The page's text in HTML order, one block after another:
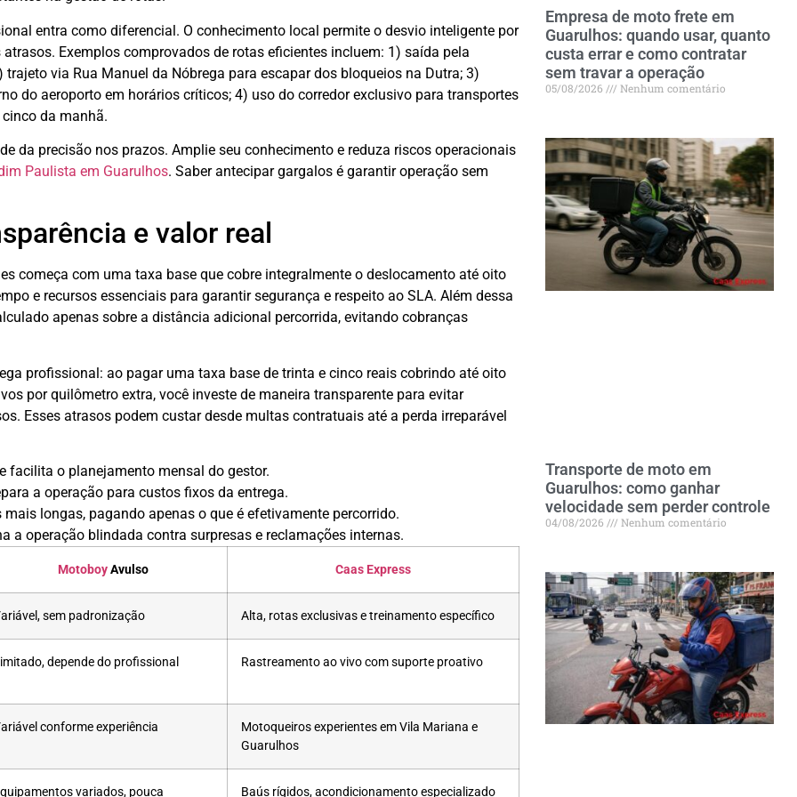
entra como diferencial. O conhecimento local permite o desvio inteligente por
Exemplos comprovados de rotas eficientes incluem: 1) saída pela
via Rua Manuel da Nóbrega para escapar dos bloqueios na Dutra; 3)
do aeroporto em horários críticos; 4) uso do corredor exclusivo para transportes
da manhã.
da precisão nos prazos. Amplie seu conhecimento e reduza riscos operacionais
Paulista em Guarulhos. Saber antecipar gargalos é garantir operação sem
e valor real
começa com uma taxa base que cobre integralmente o deslocamento até oito
e recursos essenciais para garantir segurança e respeito ao SLA. Além dessa
apenas sobre a distância adicional percorrida, evitando cobranças
profissional: ao pagar uma taxa base de trinta e cinco reais cobrindo até oito
por quilômetro extra, você investe de maneira transparente para evitar
Esses atrasos podem custar desde multas contratuais até a perda irreparável
facilita o planejamento mensal do gestor.
a operação para custos fixos da entrega.
longas, pagando apenas o que é efetivamente percorrido.
a operação blindada contra surpresas e reclamações internas.
MotoboyAvulso Caas Express
sem padronização Alta, rotas exclusivas e treinamento específico
depende do profissional Rastreamento ao vivo com suporte proativo
conforme experiência
Motoqueiros experientes em Vila Mariana e
Guarulhos
variados, pouca Baús rígidos, acondicionamento especializado
Empresa de moto frete em
Guarulhos: quando usar, quanto
custa errar e como contratar
sem travar a operação
05/08/2026 Nenhum comentário
Transporte de moto em
Guarulhos: como ganhar
velocidade sem perder controle
04/08/2026 Nenhum comentário